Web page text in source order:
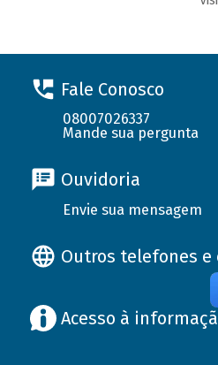
Fale Conosco
08007026337
Mande sua pergunta
Ouvidoria
Envie sua mensagem
Outros telefones e
Acesso à